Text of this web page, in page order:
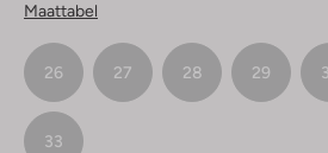
Maattabel
26 27 28 29
33